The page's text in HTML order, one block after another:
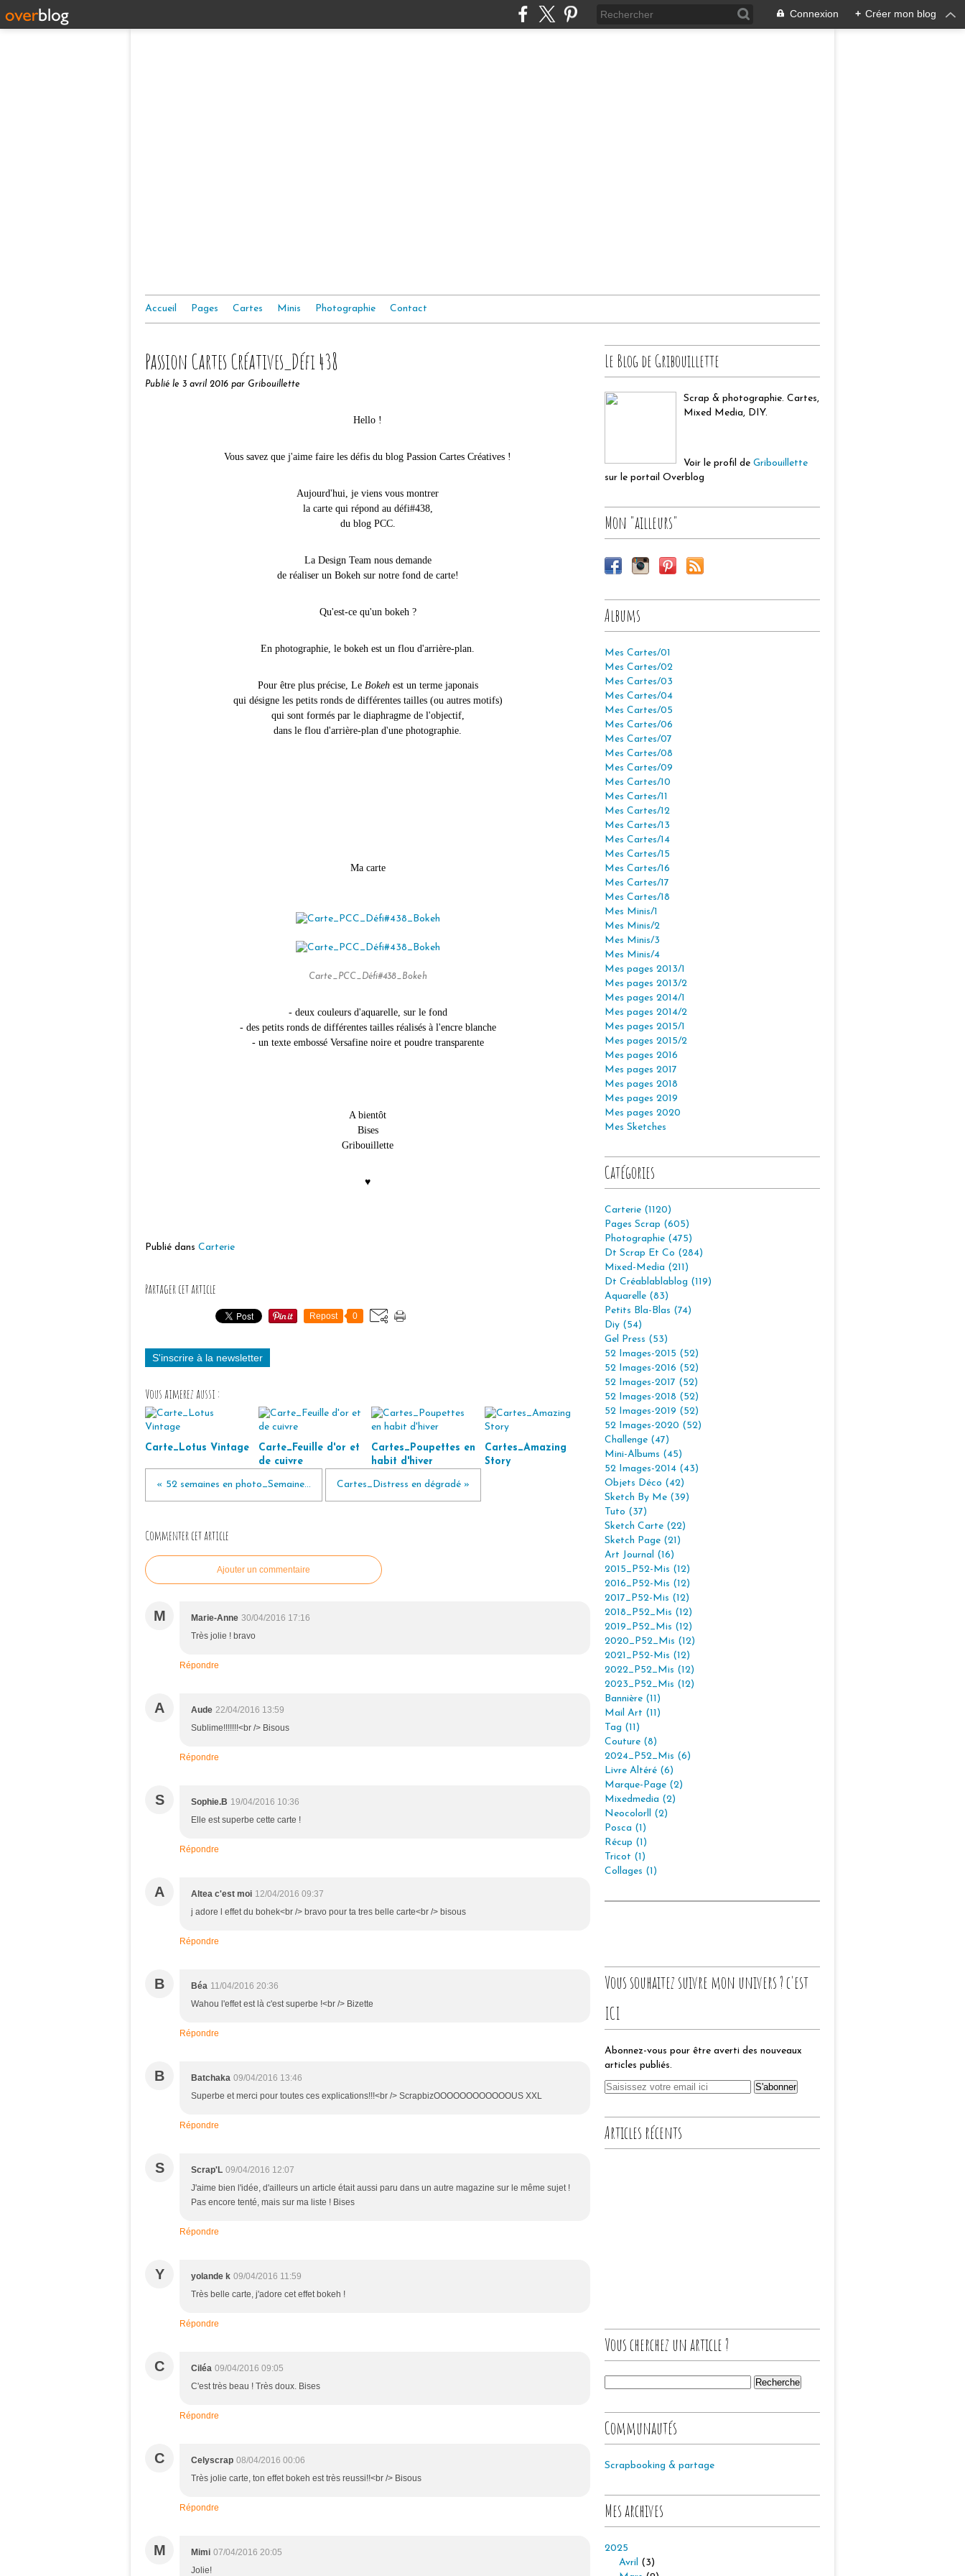
Connexion + Créer mon blog
Accueil Pages Cartes Minis Photographie Contact
Passion Cartes Créatives_Défi 438
Publié le 3 avril 2016 par Gribouillette
Hello !
Vous savez que j'aime faire les défis du blog Passion Cartes Créatives !
Aujourd'hui, je viens vous montrer
la carte qui répond au défi#438,
du blog PCC.
La Design Team nous demande
de réaliser un Bokeh sur notre fond de carte!
Qu'est-ce qu'un bokeh ?
En photographie, le bokeh est un flou d'arrière-plan.
Pour être plus précise, Le Bokehest un terme japonais
qui désigne les petits ronds de différentes tailles (ou autres motifs)
qui sont formés par le diaphragme de l'objectif,
dans le flou d'arrière-plan d'une photographie.
Ma carte
Carte_PCC_Défi#438_Bokeh
- deux couleurs d'aquarelle, sur le fond
- des petits ronds de différentes tailles réalisés à l'encre blanche
- un texte embossé Versafine noire et poudre transparente
A bientôt
Bises
Gribouillette
♥
Publié dans Carterie
Partager cet article
Repost 0
S'inscrire à la newsletter
Vous aimerez aussi :
Carte_Lotus Vintage
Carte_Feuille d'or et
de cuivre
Cartes_Poupettes en
habit d'hiver
Cartes_Amazing
Story
« 52 semaines en photo_Semaine... Cartes_Distress en dégradé »
Commenter cet article
Ajouter un commentaire
M Marie-Anne 30/04/2016 17:16
Très jolie ! bravo
Répondre
A Aude 22/04/2016 13:59
Sublime!!!!!!!<br /> Bisous
Répondre
S Sophie.B 19/04/2016 10:36
Elle est superbe cette carte !
Répondre
A Altea c'est moi 12/04/2016 09:37
j adore l effet du bohek<br /> bravo pour ta tres belle carte<br /> bisous
Répondre
B Béa 11/04/2016 20:36
Wahou l'effet est là c'est superbe !<br /> Bizette
Répondre
B Batchaka 09/04/2016 13:46
Superbe et merci pour toutes ces explications!!!<br /> ScrapbizOOOOOOOOOOOOUS XXL
Répondre
S Scrap'L 09/04/2016 12:07
J'aime bien l'idée, d'ailleurs un article était aussi paru dans un autre magazine sur le même sujet !
Pas encore tenté, mais sur ma liste ! Bises
Répondre
Y yolande k 09/04/2016 11:59
Très belle carte, j'adore cet effet bokeh !
Répondre
C Ciléa 09/04/2016 09:05
C'est très beau ! Très doux. Bises
Répondre
C Celyscrap 08/04/2016 00:06
Très jolie carte, ton effet bokeh est très reussi!!<br /> Bisous
Répondre
M Mimi 07/04/2016 20:05
Jolie!
Le Blog de Gribouillette
Scrap & photographie. Cartes,
Mixed Media, DIY.
Voir le profil de Gribouillette
sur le portail Overblog
Mon "ailleurs"
Albums
Mes Cartes/01
Mes Cartes/02
Mes Cartes/03
Mes Cartes/04
Mes Cartes/05
Mes Cartes/06
Mes Cartes/07
Mes Cartes/08
Mes Cartes/09
Mes Cartes/10
Mes Cartes/11
Mes Cartes/12
Mes Cartes/13
Mes Cartes/14
Mes Cartes/15
Mes Cartes/16
Mes Cartes/17
Mes Cartes/18
Mes Minis/1
Mes Minis/2
Mes Minis/3
Mes Minis/4
Mes pages 2013/1
Mes pages 2013/2
Mes pages 2014/1
Mes pages 2014/2
Mes pages 2015/1
Mes pages 2015/2
Mes pages 2016
Mes pages 2017
Mes pages 2018
Mes pages 2019
Mes pages 2020
Mes Sketches
Catégories
Carterie (1120)
Pages Scrap (605)
Photographie (475)
Dt Scrap Et Co (284)
Mixed-Media (211)
Dt Créablablablog (119)
Aquarelle (83)
Petits Bla-Blas (74)
Diy (54)
Gel Press (53)
52 Images-2015 (52)
52 Images-2016 (52)
52 Images-2017 (52)
52 Images-2018 (52)
52 Images-2019 (52)
52 Images-2020 (52)
Challenge (47)
Mini-Albums (45)
52 Images-2014 (43)
Objets Déco (42)
Sketch By Me (39)
Tuto (37)
Sketch Carte (22)
Sketch Page (21)
Art Journal (16)
2015_P52-Mis (12)
2016_P52-Mis (12)
2017_P52-Mis (12)
2018_P52_Mis (12)
2019_P52_Mis (12)
2020_P52_Mis (12)
2021_P52-Mis (12)
2022_P52_Mis (12)
2023_P52_Mis (12)
Bannière (11)
Mail Art (11)
Tag (11)
Couture (8)
2024_P52_Mis (6)
Livre Altéré (6)
Marque-Page (2)
Mixedmedia (2)
Neocolorll (2)
Posca (1)
Récup (1)
Tricot (1)
Collages (1)
Vous souhaitez suivre mon univers ? c'est
ICI
Abonnez-vous pour être averti des nouveaux
articles publiés.
Articles récents
Vous cherchez un article ?
Communautés
Scrapbooking & partage
Mes archives
2025
Avril (3)